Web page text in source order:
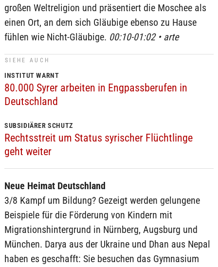
großen Weltreligion und präsentiert die Moschee als
einen Ort, an dem sich Gläubige ebenso zu Hause
fühlen wie Nicht-Gläubige. 00:10-01:02 • arte
SIEHE AUCH
INSTITUT WARNT
80.000 Syrer arbeiten in Engpassberufen in
Deutschland
SUBSIDIÄRER SCHUTZ
Rechtsstreit um Status syrischer Flüchtlinge
geht weiter
Neue Heimat Deutschland
3/8 Kampf um Bildung? Gezeigt werden gelungene
Beispiele für die Förderung von Kindern mit
Migrationshintergrund in Nürnberg, Augsburg und
München. Darya aus der Ukraine und Dhan aus Nepal
haben es geschafft: Sie besuchen das Gymnasium